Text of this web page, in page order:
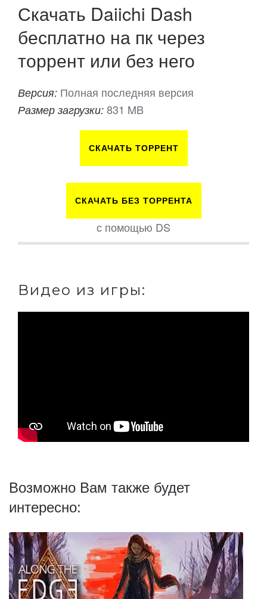
Скачать Daiichi Dash
бесплатно на пк через
торрент или без него
Версия: Полная последняя версия
Размер загрузки: 831 MB
СКАЧАТЬ ТОРРЕНТ
СКАЧАТЬ БЕЗ ТОРРЕНТА
с помощью DS
Видео из игры:
Возможно Вам также будет
интересно: